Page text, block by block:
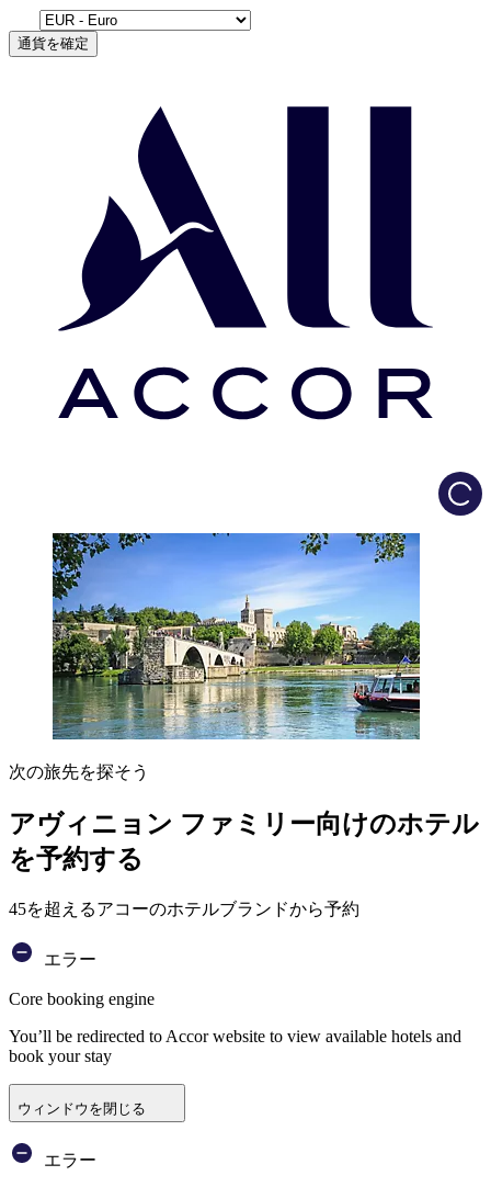
通貨を確定
次の旅先を探そう
アヴィニョン ファミリー向けのホテル
を予約する
45を超えるアコーのホテルブランドから予約
エラー
Core booking engine
You’ll be redirected to Accor website to view available hotels and
book your stay
ウィンドウを閉じる
エラー